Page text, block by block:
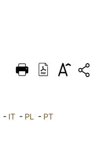
DEUTSCH
العربيّة - IT - PL - PT